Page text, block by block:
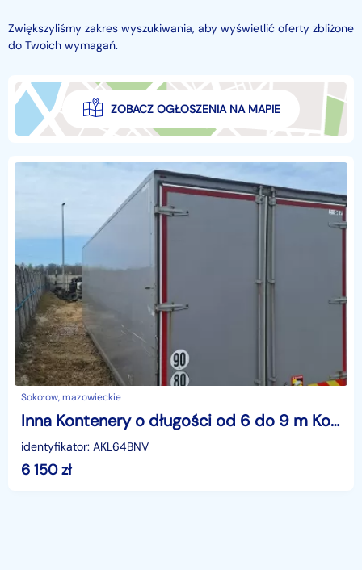
Zwiększyliśmy zakres wyszukiwania, aby wyświetlić oferty zbliżone
do Twoich wymagań.
ZOBACZ OGŁOSZENIA NA MAPIE
Sokołow, mazowieckie
Inna Kontenery o długości od 6 do 9 m Kontenery o długości od 6 do 9 m
identyfikator: AKL64BNV
6 150zł